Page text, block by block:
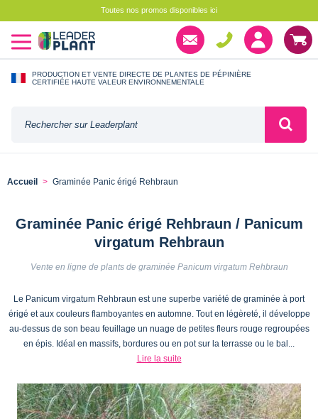
Toutes nos promos disponibles ici
PRODUCTION ET VENTE DIRECTE DE PLANTES DE PÉPINIÈRE
CERTIFIÉE HAUTE VALEUR ENVIRONNEMENTALE
Accueil Graminée Panic érigé Rehbraun
Graminée Panic érigé Rehbraun / Panicum
virgatum Rehbraun
Vente en ligne de plants de graminée Panicum virgatum Rehbraun
Le Panicum virgatum Rehbraun est une superbe variété de graminée à port
érigé et aux couleurs flamboyantes en automne. Tout en légèreté, il développe
au-dessus de son beau feuillage un nuage de petites fleurs rouge regroupées
en épis. Idéal en massifs, bordures ou en pot sur la terrasse ou le bal...
Lire la suite